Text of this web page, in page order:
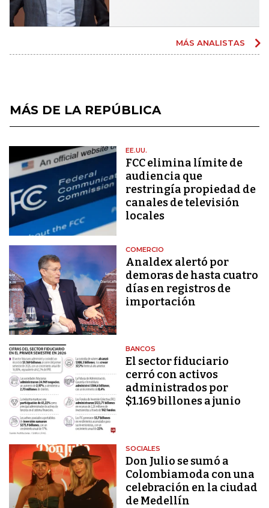
MÁS ANALISTAS
MÁS DE LA REPÚBLICA
EE.UU.
FCC elimina límite de
audiencia que
restringía propiedad de
canales de televisión
locales
COMERCIO
Analdex alertó por
demoras de hasta cuatro
días en registros de
importación
BANCOS
El sector fiduciario
cerró con activos
administrados por
$1.169 billones a junio
SOCIALES
Don Julio se sumó a
Colombiamoda con una
celebración en la ciudad
de Medellín